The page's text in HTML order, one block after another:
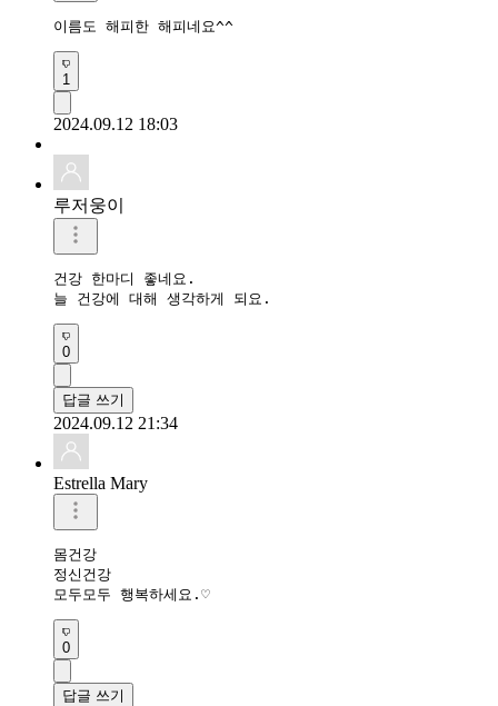
이름도 해피한 해피네요^^
1
2024.09.12 18:03
루저웅이
건강 한마디 좋네요.
늘 건강에 대해 생각하게 되요.
0
답글 쓰기
2024.09.12 21:34
Estrella Mary
몸건강
정신건강
모두모두 행복하세요.♡
0
답글 쓰기